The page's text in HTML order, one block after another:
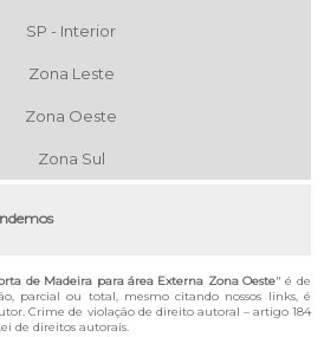
SP - Interior
Zona Leste
Zona Oeste
Zona Sul
de Madeira para área Externa Zona Oeste" é de
parcial ou total, mesmo citando nossos links, é
Crime de violação de direito autoral – artigo 184
de direitos autorais.